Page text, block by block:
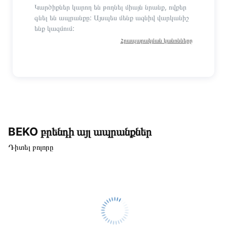
Կարծիքներ կարող են թողնել միայն նրանք, ովքեր
գնել են ապրանքը: Այսպես մենք ազնիվ վարկանիշ
ենք կազմում:
Հրապարակման կանոնները
BEKO բրենդի այլ ապրանքներ
Դիտել բոլորը